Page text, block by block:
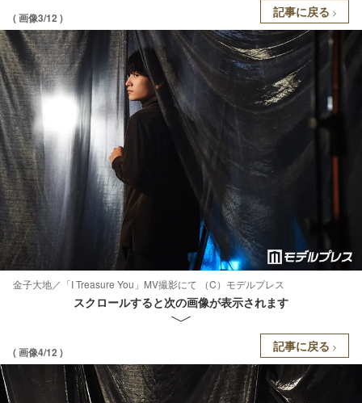
( 画像3/12 ) 記事に戻る
金子大地／「I Treasure You」MV撮影にて （C）モデルプレス
スクロールすると次の画像が表示されます
( 画像4/12 ) 記事に戻る